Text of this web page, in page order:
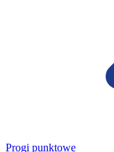
Progi punktowe